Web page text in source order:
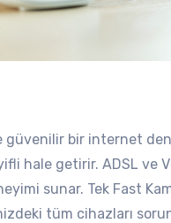
güvenilir bir internet
hale getirir. ADSL ve
sunar. Tek Fast
tüm cihazları